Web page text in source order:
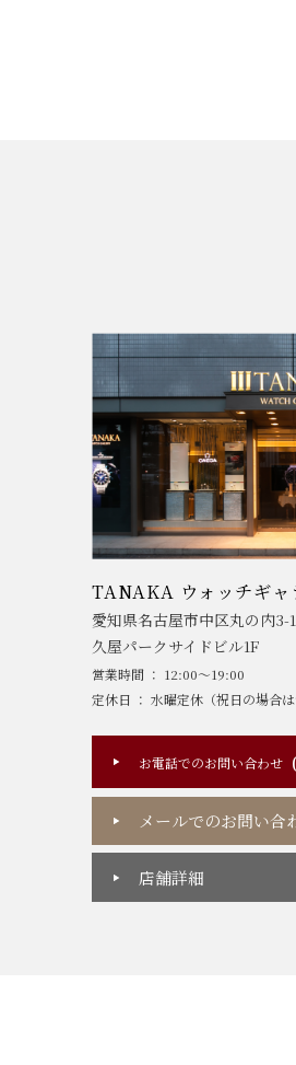
TANAKA ウォッチギャ
愛知県名古屋市中区丸の内3-
久屋パークサイドビル1F
営業時間 ： 12:00～19:00
定休日 ： 水曜定休（祝日の場合は
お電話でのお問い合わせ
メールでのお問い合
店舗詳細